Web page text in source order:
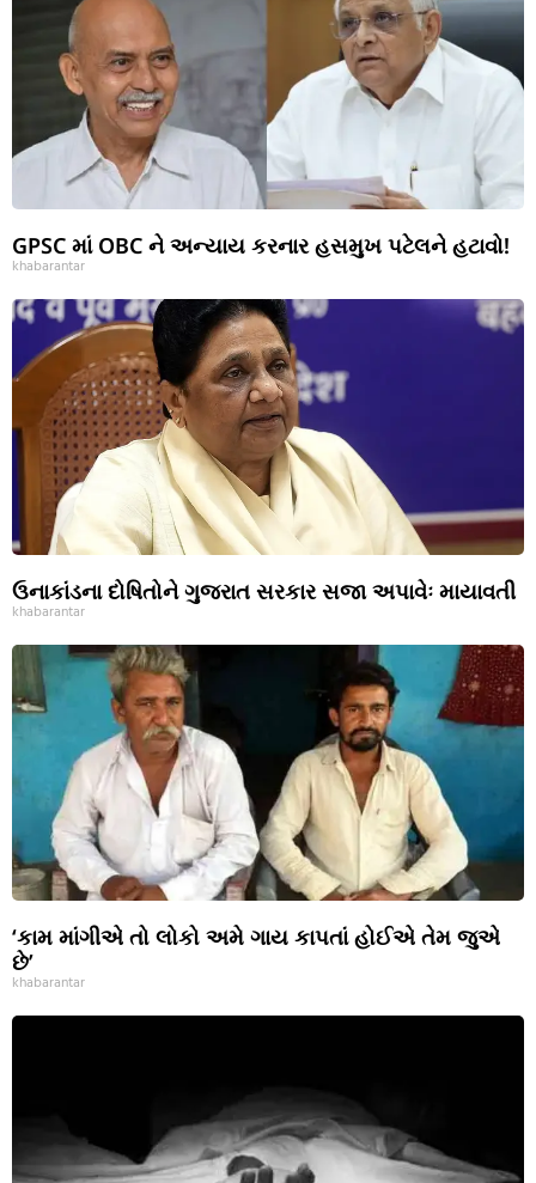
GPSC માં OBC ને અન્યાય કરનાર હસમુખ પટેલને હટાવો!
khabarantar
ઉનાકાંડના દોષિતોને ગુજરાત સરકાર સજા અપાવેઃ માયાવતી
khabarantar
‘કામ માંગીએ તો લોકો અમે ગાય કાપતાં હોઈએ તેમ જુએ
છે’
khabarantar